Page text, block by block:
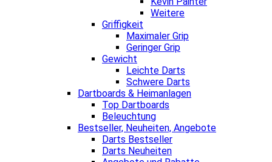
Weitere
Griffigkeit
Maximaler Grip
Geringer Grip
Gewicht
Leichte Darts
Schwere Darts
Dartboards & Heimanlagen
Top Dartboards
Beleuchtung
Bestseller, Neuheiten, Angebote
Darts Bestseller
Darts Neuheiten